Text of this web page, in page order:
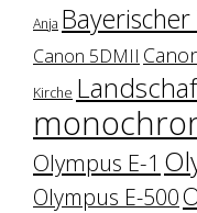
Anja Bayerischer
Canon 5DMII
Kirche
Olympus E-1
Olympus E-500